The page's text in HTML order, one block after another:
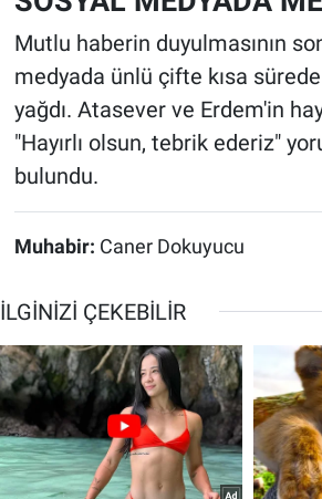
Mutlu haberin duyulmasının
medyada ünlü çifte kısa
yağdı. Atasever ve Erdem'in
"Hayırlı olsun, tebrik ederiz"
bulundu.
Muhabir: Caner Dokuyucu